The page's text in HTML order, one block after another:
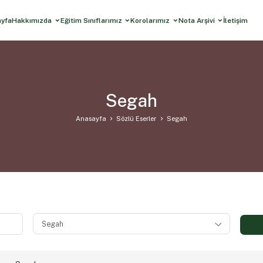
Hakkımızda Eğitim Sınıflarımız Korolarımız Nota Arşivi İletişim
Segah
Anasayfa Sözlü Eserler Segah